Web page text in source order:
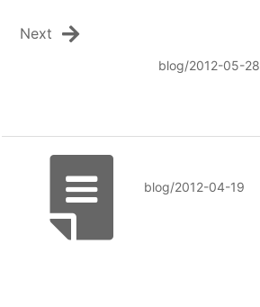
blog/2012-05-28
Next
blog/2012-04-19